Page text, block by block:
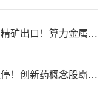
刚果（金）宣布禁止铜精矿出口！算力金属影响多大？
百花医药开盘两分钟涨停！创新药概念股霸屏，业绩预喜股来了